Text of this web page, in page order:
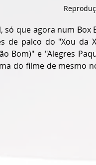
que agora num Box
de palco do "Xou da
Bom)" e "Alegres
do filme de mesmo